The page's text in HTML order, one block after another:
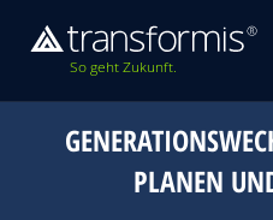
So geht Zukunft.
PLANEN